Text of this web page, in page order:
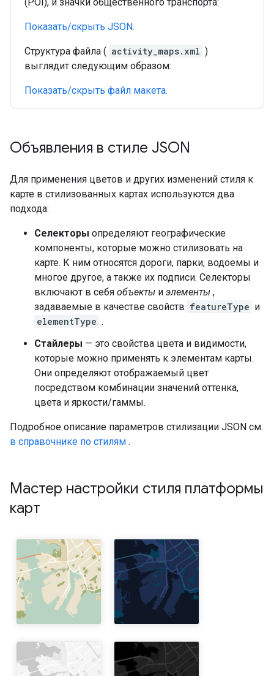
Показать/скрыть JSON.
Структура файла ( activity_maps.xml )
выглядит следующим образом:
Показать/скрыть файл макета.
Объявления в стиле JSON
Для применения цветов и других изменений стиля к
карте в стилизованных картах используются два
подхода:
Селекторы определяют географические
компоненты, которые можно стилизовать на
карте. К ним относятся дороги, парки, водоемы и
многое другое, а также их подписи. Селекторы
включают в себя объекты и элементы ,
задаваемые в качестве свойств featureType и
elementType .
Стайлеры — это свойства цвета и видимости,
которые можно применять к элементам карты.
Они определяют отображаемый цвет
посредством комбинации значений оттенка,
цвета и яркости/гаммы.
Подробное описание параметров стилизации JSON см.
в справочнике по стилям .
Мастер настройки стиля платформы
карт